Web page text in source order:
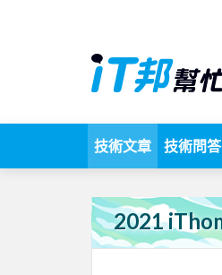
技術文章 技術問答
2021